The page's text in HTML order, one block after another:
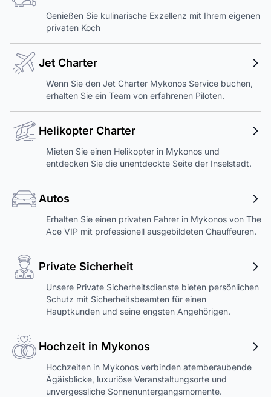
Genießen Sie kulinarische Exzellenz mit Ihrem eigenen
privaten Koch
Jet Charter
Wenn Sie den Jet Charter Mykonos Service buchen,
erhalten Sie ein Team von erfahrenen Piloten.
Helikopter Charter
Mieten Sie einen Helikopter in Mykonos und
entdecken Sie die unentdeckte Seite der Inselstadt.
Autos
Erhalten Sie einen privaten Fahrer in Mykonos von The
Ace VIP mit professionell ausgebildeten Chauffeuren.
Private Sicherheit
Unsere Private Sicherheitsdienste bieten persönlichen
Schutz mit Sicherheitsbeamten für einen
Hauptkunden und seine engsten Angehörigen.
Hochzeit in Mykonos
Hochzeiten in Mykonos verbinden atemberaubende
Ägäisblicke, luxuriöse Veranstaltungsorte und
unvergessliche Sonnenuntergangsmomente.